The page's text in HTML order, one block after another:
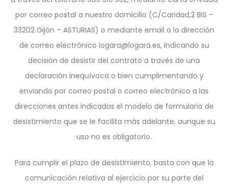
por correo postal a nuestro domicilio (C/Caridad,2 BIS –
33202 Gijón – ASTURIAS) o mediante email a la dirección
de correo electrónico logara@logara.es, indicando su
decisión de desistir del contrato a través de una
declaración inequívoca o bien cumplimentando y
enviando por correo postal o correo electrónico a las
direcciones antes indicadas el modelo de formulario de
desistimiento que se le facilita más adelante, aunque su
uso no es obligatorio.
Para cumplir el plazo de desistimiento, basta con que la
comunicación relativa al ejercicio por su parte del